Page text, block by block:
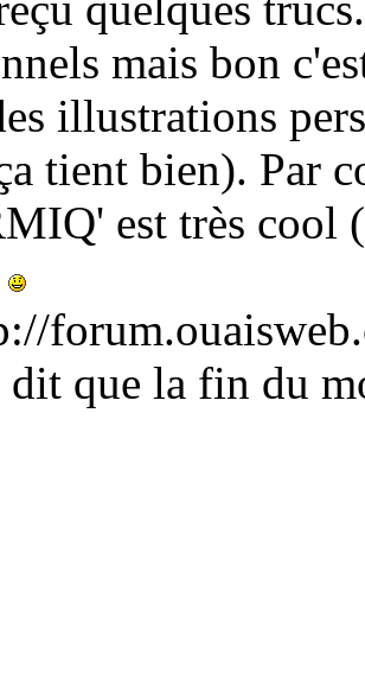
mais bon
illustrations
tient bien). Par
est très cool
que la fin du